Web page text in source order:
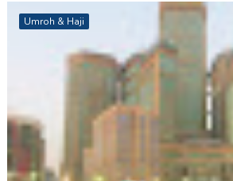
Umroh & Haji